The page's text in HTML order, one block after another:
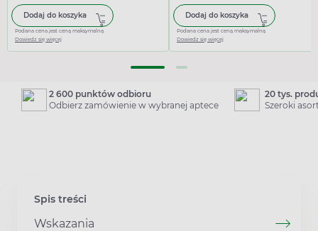
Dodaj do koszyka
Podana cena jest ceną maksymalną
Dowiedz się więcej
Dodaj do koszyka
Podana cena jest ceną maksymalną
Dowiedz się więcej
2 600 punktów odbioru
Odbierz zamówienie w wybranej aptece
20 tys.
Szeroki
Spis treści
Wskazania